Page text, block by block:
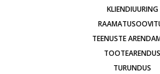
KLIENDIUURING
TEENUSTE
TOOTEARENDUS
TURUNDUS